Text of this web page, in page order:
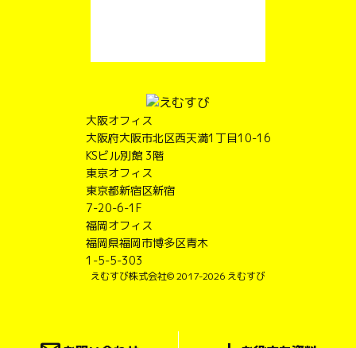
大阪オフィス
大阪府大阪市北区西天満1丁目10-16
KSビル別館 3階
東京オフィス
東京都新宿区新宿
7-20-6-1F
福岡オフィス
福岡県福岡市博多区青木
1-5-5-303
えむすび株式会社© 2017-2026 えむすび